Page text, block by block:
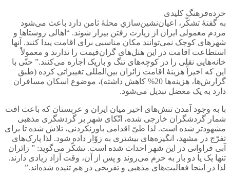
خرده‌فرهنگ کلیدی
به گفتۀ تشکّر، اعیان‌نشین‌سازیِ محلۀ ثامن دارد باعث می‌شود
مردم معمولی ایران از زیارت رفتن بیزار شوند. “اهالی روستاها و
شهرهای کوچک نمی‌توانند مکان مناسبی برای اقامت پیدا کنند. آنها
استطاعت اقامت در این هتل‌های گران‌قیمت را ندارند و معمولاً
خانه‌هایی نقلی را در کوچه‌های تنگ و باریک اجاره می‌کنند.” حتّی با
این که اخیراً هزینۀ اقامت زائران بین‌المللی تغییراتی کرده (طبق
گزارش‌ها، هزینه‌ها 20% کاهش داشته)، موضوع اسکان مسافران
دارد به یک معضل تبدیل می‌شود.
با به وجود آمدن تنش‌های اخیر میان ایران و عربستان که باعث افت
شمار گردشگران خارجی شده، اتّکای شهر بر گردشگری مذهبی
مشهودتر شده است. لذا طیّ اقدامی باورنکردنی، تلاش شده تا برای
تفرّج در مشهد، انگیزه‌های بیشتری به زوّار داده شود. لذا پارک‌های
آبی فراوانی در این شهر احداث شده است. تشکّر می‌گوید: ” زائران
تنها یک یا دو بار به حرم می‌روند و پس از آن، وقت آزاد زیادی دارند.
لذا در اینجا فعالیت‌های مذهبی و تفریحی در هم‌ تنیده‌ شده‌اند.”